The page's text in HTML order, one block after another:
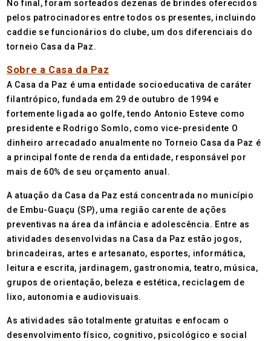
No final, foram sorteados dezenas de brindes oferecidos
pelos patrocinadores entre todos os presentes, incluindo
caddie se funcionários do clube, um dos diferenciais do
torneio Casa da Paz.
Sobre a Casa da Paz
A Casa da Paz é uma entidade socioeducativa de caráter
filantrópico, fundada em 29 de outubro de 1994 e
fortemente ligada ao golfe, tendo Antonio Esteve como
presidente e Rodrigo Somlo, como vice-presidente O
dinheiro arrecadado anualmente no Torneio Casa da Paz é
a principal fonte de renda da entidade, responsável por
mais de 60% de seu orçamento anual.
A atuação da Casa da Paz está concentrada no município
de Embu-Guaçu (SP), uma região carente de ações
preventivas na área da infância e adolescência. Entre as
atividades desenvolvidas na Casa da Paz estão jogos,
brincadeiras, artes e artesanato, esportes, informática,
leitura e escrita, jardinagem, gastronomia, teatro, música,
grupos de orientação, beleza e estética, reciclagem de
lixo, autonomia e audiovisuais.
As atividades são totalmente gratuitas e enfocam o
desenvolvimento físico, cognitivo, psicológico e social